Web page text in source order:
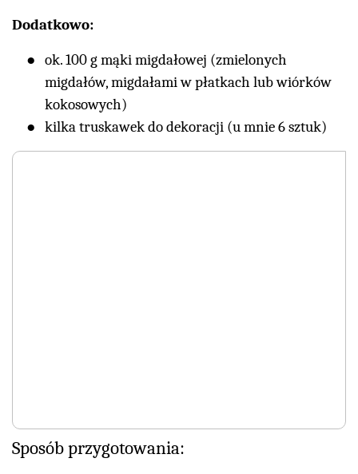
Dodatkowo:
ok. 100 g mąki migdałowej (zmielonych
migdałów, migdałami w płatkach lub wiórków
kokosowych)
kilka truskawek do dekoracji (u mnie 6 sztuk)
Sposób przygotowania: